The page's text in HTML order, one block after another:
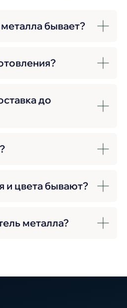
бывает?
до
и цвета бывают?
металла?